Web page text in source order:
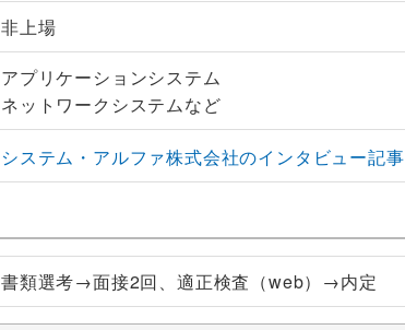
非上場
アプリケーションシステム
ネットワークシステムなど
システム・アルファ株式会社のインタビュー記事
書類選考→面接2回、適正検査（web）→内定